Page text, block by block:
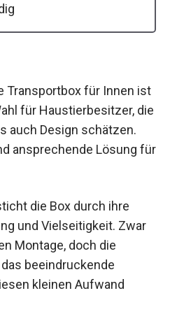
Transportbox für Innen ist
für Haustierbesitzer, die
auch Design schätzen.
ansprechende Lösung für
die Box durch ihre
und Vielseitigkeit. Zwar
Montage, doch die
beeindruckende
kleinen Aufwand